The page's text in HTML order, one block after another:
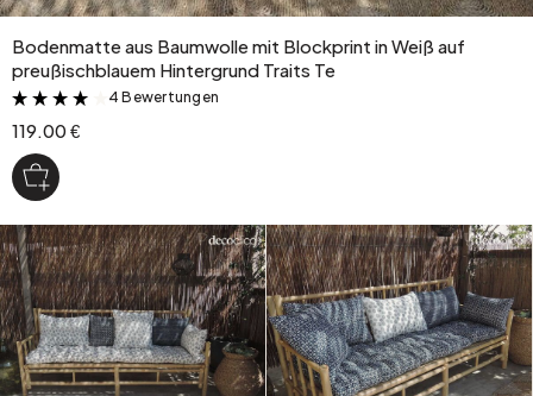
Bodenmatte aus Baumwolle mit Blockprint in Weiß auf
preußischblauem Hintergrund Traits Te
&
4 Bewertungen
119.00 €